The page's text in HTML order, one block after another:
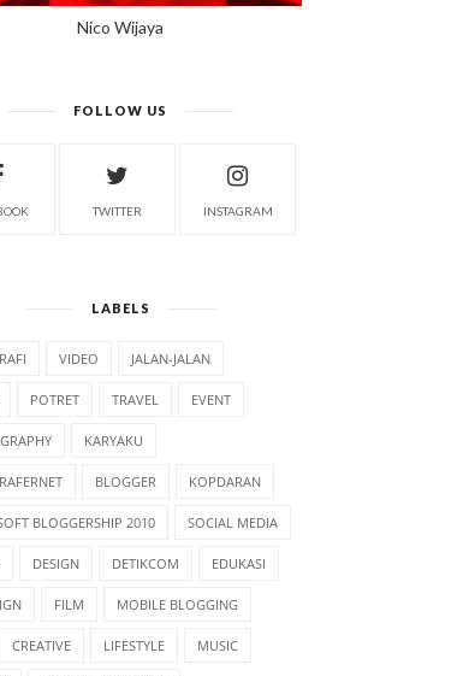
Nico Wijaya
FOLLOW US
TWITTER INSTAGRAM
LABELS
VIDEO JALAN-JALAN
POTRET TRAVEL EVENT
KARYAKU
BLOGGER KOPDARAN
BLOGGERSHIP 2010 SOCIAL MEDIA
DESIGN DETIKCOM EDUKASI
FILM MOBILE BLOGGING
CREATIVE LIFESTYLE MUSIC